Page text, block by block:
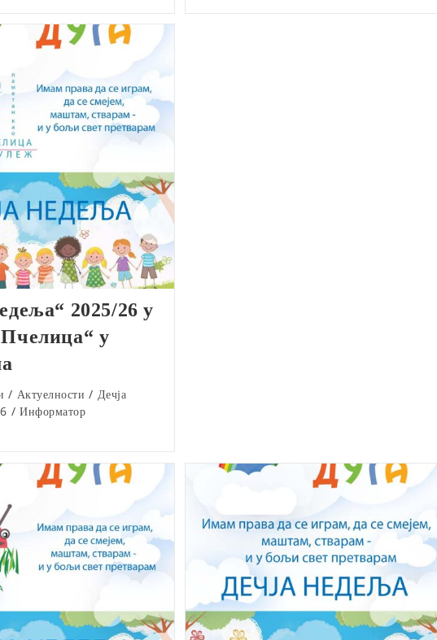
2025/26 у
у
/ Актуелности / Дечја
/ Информатор
Решење о верификацији 022-05-37/2014-07
од 03.08.2015.год.
МАТИЧНИ БРОЈ – 07122900
ПИБ – 100995265
ШИФРА ДЕЛАТНОСТИ – 85.10
РЕГИСТАРСКИ БРОЈ – 6103002176
ТЕКУЋИ РАЧУН – 840-867761-34